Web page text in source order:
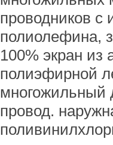
проводников с
полиолефина,
100% экран
полиэфирной
многожильный
провод.